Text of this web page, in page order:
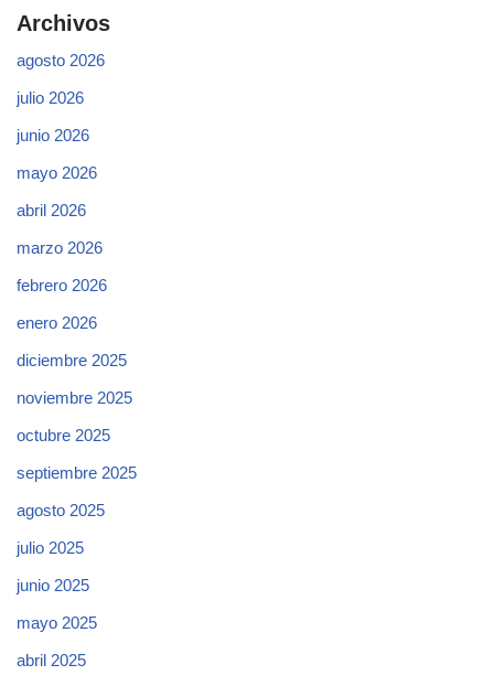
Archivos
agosto 2026
julio 2026
junio 2026
mayo 2026
abril 2026
marzo 2026
febrero 2026
enero 2026
diciembre 2025
noviembre 2025
octubre 2025
septiembre 2025
agosto 2025
julio 2025
junio 2025
mayo 2025
abril 2025